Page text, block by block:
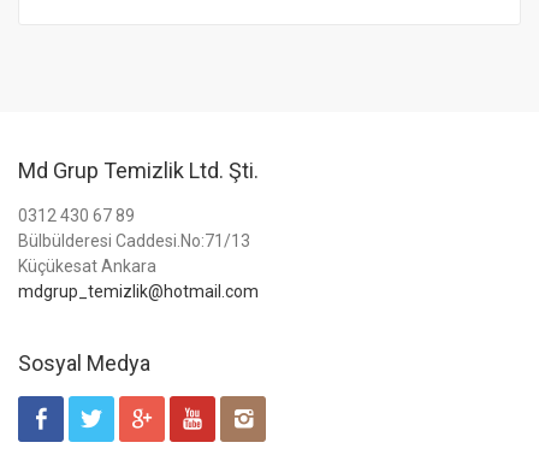
Md Grup Temizlik Ltd. Şti.
0312 430 67 89
Bülbülderesi Caddesi.No:71/13
Küçükesat Ankara
mdgrup_temizlik@hotmail.com
Sosyal Medya